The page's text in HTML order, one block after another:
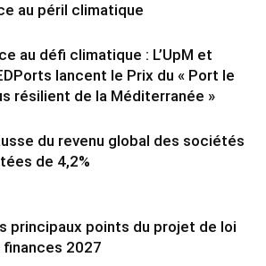
au péril climatique
au défi climatique : L’UpM et
lancent le Prix du « Port le
résilient de la Méditerranée »
du revenu global des sociétés
de 4,2%
principaux points du projet de loi
finances 2027